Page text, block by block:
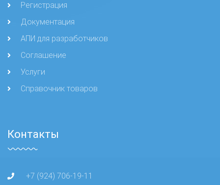
Регистрация
Документация
АПИ для разработчиков
Соглашение
Услуги
Справочник товаров
Контакты
+7 (924) 706-19-11